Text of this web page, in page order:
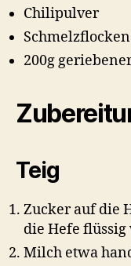
Chilipulver
200g
Teig
Zucker auf die
die Hefe
Milch etwa